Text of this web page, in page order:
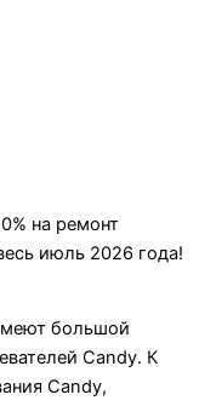
на ремонт
июль 2026 года!
большой
Candy. К
Candy,